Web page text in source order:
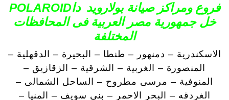
فروع ومراكز صيانة بولارويد داPOLAROID
خل جمهورية مصر العربية فى المحافظات
المختلفة
الاسكندرية – دمنهور – طنطا – البحيرة – الدقهلية –
المنصورة – الغربية – الشرقية – الزقازيق –
المنوفية – مرسى مطروح – الساحل الشمالى –
الغردقه – البحر الاحمر – بنى سويف – المنيا –